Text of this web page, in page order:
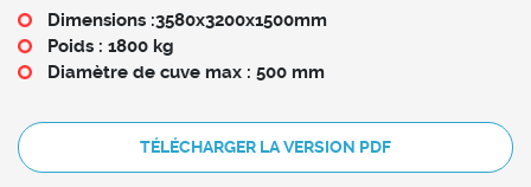
Dimensions :3580x3200x1500mm
Poids : 1800 kg
Diamètre de cuve max : 500 mm
TÉLÉCHARGER LA VERSION PDF